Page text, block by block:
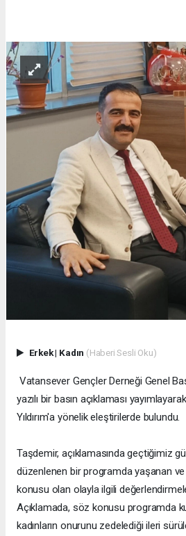
Erkek| Kadın (Haberi Sesli Oku)
Vatansever Gençler Derneği Genel
yazılı bir basın açıklaması
Yıldırım'a yönelik eleştirilerde bulundu.
Taşdemir, açıklamasında geçtiğimiz
düzenlenen bir programda yaşanan
konusu olan olayla ilgili
Açıklamada, söz konusu programda
kadınların onurunu zedelediği ileri